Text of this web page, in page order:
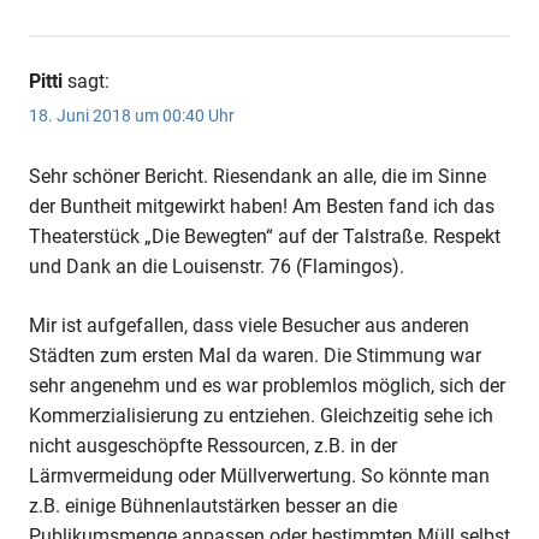
Pitti sagt:
18. Juni 2018 um 00:40 Uhr
Sehr schöner Bericht. Riesendank an alle, die im Sinne
der Buntheit mitgewirkt haben! Am Besten fand ich das
Theaterstück „Die Bewegten“ auf der Talstraße. Respekt
und Dank an die Louisenstr. 76 (Flamingos).
Mir ist aufgefallen, dass viele Besucher aus anderen
Städten zum ersten Mal da waren. Die Stimmung war
sehr angenehm und es war problemlos möglich, sich der
Kommerzialisierung zu entziehen. Gleichzeitig sehe ich
nicht ausgeschöpfte Ressourcen, z.B. in der
Lärmvermeidung oder Müllverwertung. So könnte man
z.B. einige Bühnenlautstärken besser an die